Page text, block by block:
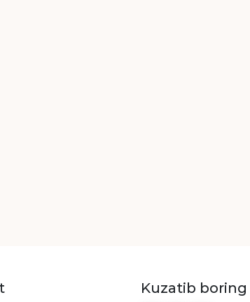
Kuzatib boring